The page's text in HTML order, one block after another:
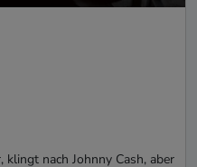
klingt nach Johnny Cash, aber